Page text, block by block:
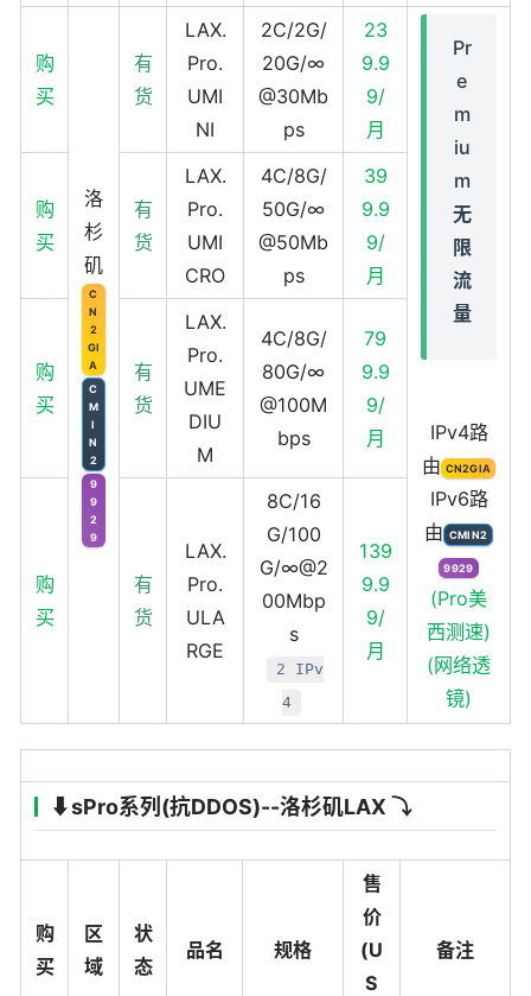
购
买
洛
杉
矶
C
N
2
GI
A
C
M
I
N
2
9
9
2
9
有
货
LAX.
Pro.
UMI
NI
2C/2G/
20G/∞
@30Mb
ps
23
9.9
9/
月
Pr
e
m
iu
m
无
限
流
量
IPv4路
由 CN2GIA
IPv6路
由 CMIN2
9929
(Pro美
西测速)
(网络透
镜)
购
买
有
货
LAX.
Pro.
UMI
CRO
4C/8G/
50G/∞
@50Mb
ps
39
9.9
9/
月
购
买
有
货
LAX.
Pro.
UME
DIU
M
4C/8G/
80G/∞
@100M
bps
79
9.9
9/
月
购
买
有
货
LAX.
Pro.
ULA
RGE
8C/16
G/100
G/∞@2
00Mbp
s
2 IPv
4
139
9.9
9/
月
⬇️sPro系列(抗DDOS)--洛杉矶LAX ⤵️
购
买
区
域
状
态
品名 规格
售
价
(U
S
备注